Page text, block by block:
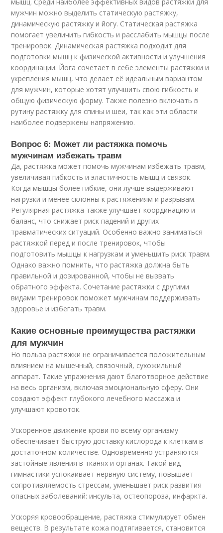
мужчин можно выделить статическую растяжку,
динамическую растяжку и йогу. Статическая растяжка
помогает увеличить гибкость и расслабить мышцы после
тренировок. Динамическая растяжка подходит для
подготовки мышц к физической активности и улучшения
координации. Йога сочетает в себе элементы растяжки и
укрепления мышц, что делает её идеальным вариантом
для мужчин, которые хотят улучшить свою гибкость и
общую физическую форму. Также полезно включать в
рутину растяжку для спины и шеи, так как эти области
наиболее подвержены напряжению.
Вопрос 6: Может ли растяжка помочь
мужчинам избежать травм
Да, растяжка может помочь мужчинам избежать травм,
увеличивая гибкость и эластичность мышц и связок.
Когда мышцы более гибкие, они лучше выдерживают
нагрузки и менее склонны к растяжениям и разрывам.
Регулярная растяжка также улучшает координацию и
баланс, что снижает риск падений и других
травматических ситуаций. Особенно важно заниматься
растяжкой перед и после тренировок, чтобы
подготовить мышцы к нагрузкам и уменьшить риск травм.
Однако важно помнить, что растяжка должна быть
правильной и дозированной, чтобы не вызвать
обратного эффекта. Сочетание растяжки с другими
видами тренировок поможет мужчинам поддерживать
здоровье и избегать травм.
Какие основные преимущества растяжки
для мужчин
Но польза растяжки не ограничивается положительным
влиянием на мышечный, связочный, сухожильный
аппарат. Такие упражнения дают благотворное действие
на весь организм, включая эмоциональную сферу. Они
создают эффект глубокого лечебного массажа и
улучшают кровоток.
Ускоренное движение крови по всему организму
обеспечивает быструю доставку кислорода к клеткам в
достаточном количестве. Одновременно устраняются
застойные явления в тканях и органах. Такой вид
гимнастики успокаивает нервную систему, повышает
сопротивляемость стрессам, уменьшает риск развития
опасных заболеваний: инсульта, остеопороза, инфаркта.
Ускоряя кровообращение, растяжка стимулирует обмен
веществ. В результате кожа подтягивается, становится